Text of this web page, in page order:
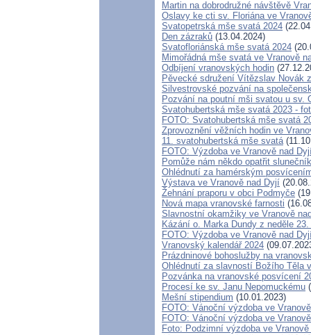
Martin na dobrodružné návštěvě
Oslavy ke cti sv. Floriána ve
Svatopetrská mše svatá 2024
Den zázraků (13.04.2024)
Svatofloriánská mše svatá 2024
Mimořádná mše svatá ve Vranově
Odbíjení vranovských hodin
Pěvecké sdružení Vítězslav Novák
Silvestrovské pozvání na
Pozvání na poutní mši svatou u sv.
Svatohubertská mše svatá 2023 -
FOTO: Svatohubertská mše svatá
Zprovoznění věžních hodin ve
11. svatohubertská mše svatá
FOTO: Výzdoba ve Vranově nad
Pomůže nám někdo opatřit
Ohlédnutí za hamérským
Výstava ve Vranově nad Dyjí
Žehnání praporu v obci Podmyče
Nová mapa vranovské farnosti
Slavnostní okamžiky ve Vranově
Kázání o. Marka Dundy z neděle
FOTO: Výzdoba ve Vranově nad
Vranovský kalendář 2024
Prázdninové bohoslužby na
Ohlédnutí za slavností Božího Těla
Pozvánka na vranovské posvícení
Procesí ke sv. Janu Nepomuckému
Mešní stipendium (10.01.2023)
FOTO: Vánoční výzdoba ve
FOTO: Vánoční výzdoba ve
Foto: Podzimní výzdoba ve